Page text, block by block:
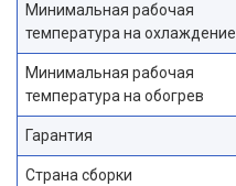
Минимальная рабочая
температура на охлаждение
Минимальная рабочая
температура на обогрев
Гарантия
Страна сборки